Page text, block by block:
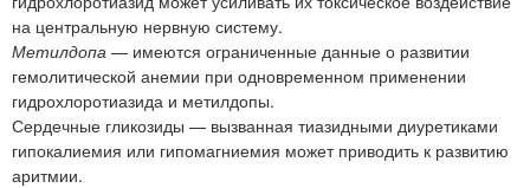
на центральную нервную систему.
Метилдопа — имеются ограниченные данные о развитии
гемолитической анемии при одновременном применении
гидрохлоротиазида и метилдопы.
Сердечные гликозиды — вызванная тиазидными диуретиками
гипокалиемия или гипомагниемия может приводить к развитию
аритмии.